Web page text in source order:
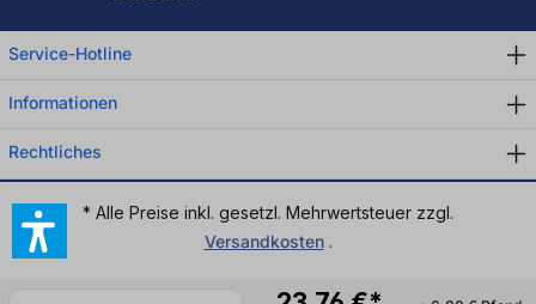
Service-Hotline
Informationen
Rechtliches
* Alle Preise inkl. gesetzl. Mehrwertsteuer zzgl.
Versandkosten.